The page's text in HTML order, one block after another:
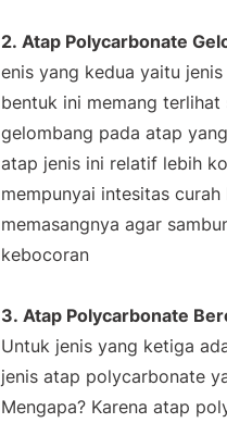
2. Atap Polycarbonate
enis yang kedua yaitu
bentuk ini memang terlihat
gelombang pada atap
atap jenis ini relatif lebih
mempunyai intesitas
memasangnya agar
kebocoran
3. Atap Polycarbonate
Untuk jenis yang ketiga
jenis atap polycarbonate
Mengapa? Karena atap